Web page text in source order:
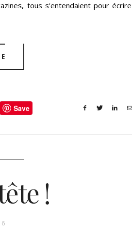
tous s'entendaient pour écrire
Save
!